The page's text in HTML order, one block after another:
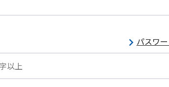
パスワ